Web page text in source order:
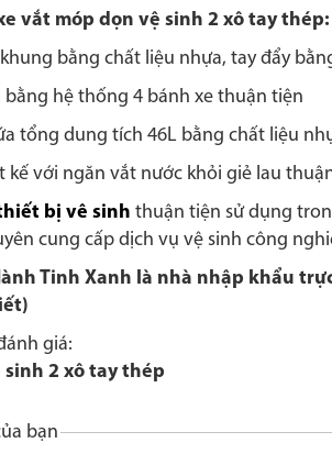
vắt móp dọn vệ sinh 2 xô tay thép:
bằng chất liệu nhựa, tay đẩy
bằng hệ thống 4 bánh xe thuận tiện
tổng dung tích 46L bằng chất liệu
kế với ngăn vắt nước khỏi giẻ lau
bị vê sinh thuận tiện sử dụng
cung cấp dịch vụ vệ sinh công
Tinh Xanh là nhà nhập khẩu
giá:
sinh 2 xô tay thép
bạn